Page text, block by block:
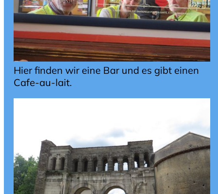
Hier finden wir eine Bar und es gibt einen
Cafe-au-lait.